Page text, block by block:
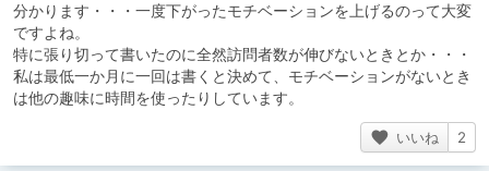
分かります・・・一度下がったモチベーションを上げるのって大変
ですよね。
特に張り切って書いたのに全然訪問者数が伸びないときとか・・・
私は最低一か月に一回は書くと決めて、モチベーションがないとき
は他の趣味に時間を使ったりしています。
いいね 2